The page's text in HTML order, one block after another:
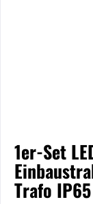
1er-Set
Trafo IP65